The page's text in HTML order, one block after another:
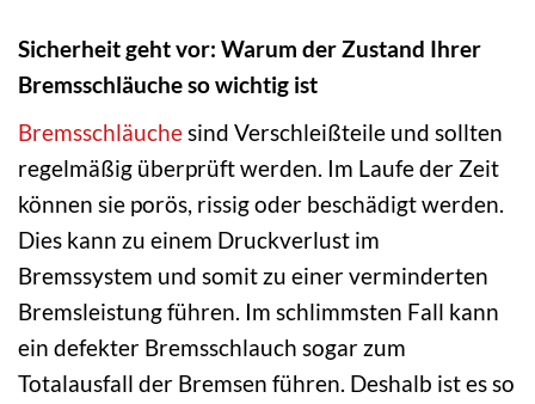
Sicherheit geht vor: Warum der Zustand Ihrer
Bremsschläuche so wichtig ist
Bremsschläuchesind Verschleißteile und sollten
regelmäßig überprüft werden. Im Laufe der Zeit
können sie porös, rissig oder beschädigt werden.
Dies kann zu einem Druckverlust im
Bremssystem und somit zu einer verminderten
Bremsleistung führen. Im schlimmsten Fall kann
ein defekter Bremsschlauch sogar zum
Totalausfall der Bremsen führen. Deshalb ist es so